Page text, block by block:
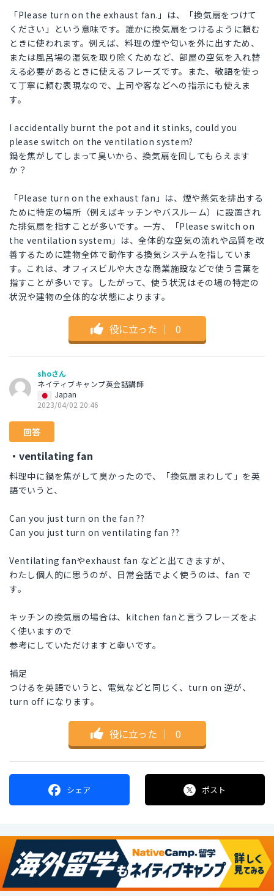
「Please turn on the exhaust fan.」は、「換気扇をつけて
ください」という意味です。誰かに換気扇をつけるように頼む
ときに使われます。例えば、料理の煙や匂いを外に出すため、
または風呂場の湿気を取り除くためなど、部屋の空気を入れ替
える必要があるときに使えるフレーズです。また、敬語を使っ
て丁寧に頼む表現なので、上司や客などへの指示にも使えま
す。
I accidentally burnt the pot and it stinks, could you
please switch on the ventilation system?
鍋を焦がしてしまって臭いから、換気扇を回してもらえます
か？
「Please turn on the exhaust fan」は、煙や蒸気を排出する
ために特定の場所（例えばキッチンやバスルーム）に設置され
た排気扇を指すことが多いです。一方、「Please switch on
the ventilation system」は、全体的な空気の流れや品質を改
善するために建物全体で動作する換気システムを指していま
す。これは、オフィスビルや大きな商業施設などで使う言葉を
指すことが多いです。したがって、使う状況はその場の特定の
状況や建物の全体的な状態によります。
役に立った ｜ 0
shoさん
ネイティブキャンプ英会話講師
Japan
2023/04/02 20:46
回答
・ventilating fan
料理中に鍋を焦がして臭かったので、「換気扇まわして」を英
語でいうと、
Can you just turn on the fan ??
Can you just turn on ventilating fan ??
Ventilating fanやexhaust fan などと出てきますが、
わたし個人的に思うのが、日常会話でよく使うのは、fan で
す。
キッチンの換気扇の場合は、kitchen fanと言うフレーズをよ
く使いますので
参考にしていただけますと幸いです。
補足
つけるを英語でいうと、電気などと同じく、turn on 逆が、
turn off になります。
役に立った ｜ 0
シェア ポスト